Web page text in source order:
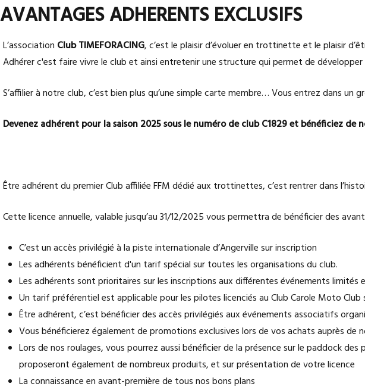
AVANTAGES ADHERENTS EXCLUSIFS
L’association Club TIMEFORACING, c’est le plaisir d’évoluer en trottinette et le plaisir
Adhérer c'est faire vivre le club et ainsi entretenir une structure qui permet de
S’affilier à notre club, c’est bien plus qu’une simple carte membre… Vous entrez dans
Devenez adhérent pour la saison 2025 sous le numéro de club C1829 et bénéficiez
Être adhérent du premier Club affiliée FFM dédié aux trottinettes, c’est rentrer dans
Cette licence annuelle, valable jusqu’au 31/12/2025 vous permettra de bénéficier des
C’est un accès privilégié à la piste internationale d’Angerville sur inscription
Les adhérents bénéficient d'un tarif spécial sur toutes les organisations du club.
Les adhérents sont prioritaires sur les inscriptions aux différentes événements limités
Un tarif préférentiel est applicable pour les pilotes licenciés au Club Carole Moto
Être adhérent, c’est bénéficier des accès privilégiés aux événements associatifs
Vous bénéficierez également de promotions exclusives lors de vos achats auprès
Lors de nos roulages, vous pourrez aussi bénéficier de la présence sur le paddock
proposeront également de nombreux produits, et sur présentation de votre licence
La connaissance en avant-première de tous nos bons plans